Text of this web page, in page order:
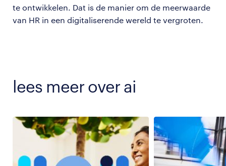
te ontwikkelen. Dat is de manier om de meerwaarde
van HR in een digitaliserende wereld te vergroten.
lees meer over ai